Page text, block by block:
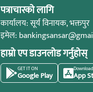
पत्राचारको लागि
कार्यालय: सूर्य विनायक, भक्तपुर
इमेल:
हाम्रो एप डाउनलोड गर्नुहोस्
GET IT ON
Google Play App